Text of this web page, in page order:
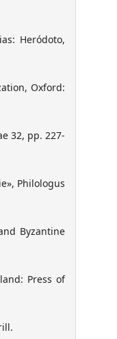
Heródoto,
Oxford:
32, pp. 227-
Philologus
Byzantine
Press of